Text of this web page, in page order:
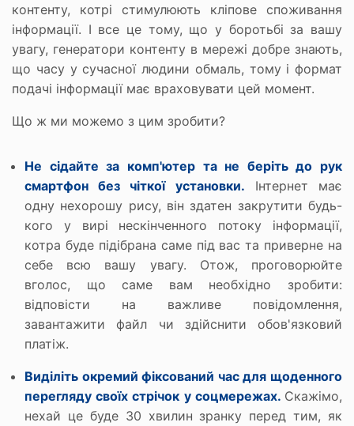
контенту, котрі стимулюють кліпове споживання
інформації. І все це тому, що у боротьбі за вашу
увагу, генератори контенту в мережі добре знають,
що часу у сучасної людини обмаль, тому і формат
подачі інформації має враховувати цей момент.
Що ж ми можемо з цим зробити?
Не сідайте за комп'ютер та не беріть до рук
смартфон без чіткої установки. Інтернет має
одну нехорошу рису, він здатен закрутити будь-
кого у вирі нескінченного потоку інформації,
котра буде підібрана саме під вас та приверне на
себе всю вашу увагу. Отож, проговорюйте
вголос, що саме вам необхідно зробити:
відповісти на важливе повідомлення,
завантажити файл чи здійснити обов'язковий
платіж.
Виділіть окремий фіксований час для щоденного
перегляду своїх стрічок у соцмережах. Скажімо,
нехай це буде 30 хвилин зранку перед тим, як